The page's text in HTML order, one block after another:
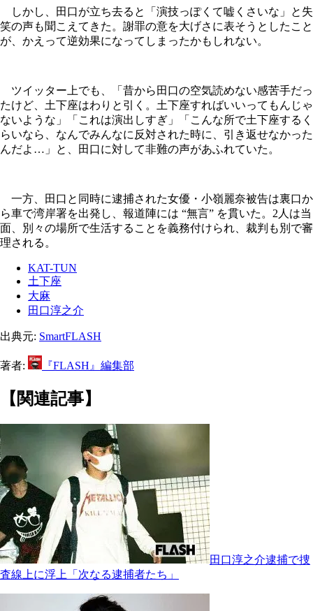
しかし、田口が立ち去ると「演技っぽくて嘘くさいな」と失
笑の声も聞こえてきた。謝罪の意を大げさに表そうとしたこと
が、かえって逆効果になってしまったかもしれない。
ツイッター上でも、「昔から田口の空気読めない感苦手だっ
たけど、土下座はわりと引く。土下座すればいいってもんじゃ
ないような」「これは演出しすぎ」「こんな所で土下座するく
らいなら、なんでみんなに反対された時に、引き返せなかった
んだよ…」と、田口に対して非難の声があふれていた。
一方、田口と同時に逮捕された女優・小嶺麗奈被告は裏口か
ら車で湾岸署を出発し、報道陣には “無言” を貫いた。2人は当
面、別々の場所で生活することを義務付けられ、裁判も別で審
理される。
KAT-TUN
土下座
大麻
田口淳之介
出典元: SmartFLASH
著者: 『FLASH』編集部
【関連記事】
田口淳之介逮捕で捜
査線上に浮上「次なる逮捕者たち」